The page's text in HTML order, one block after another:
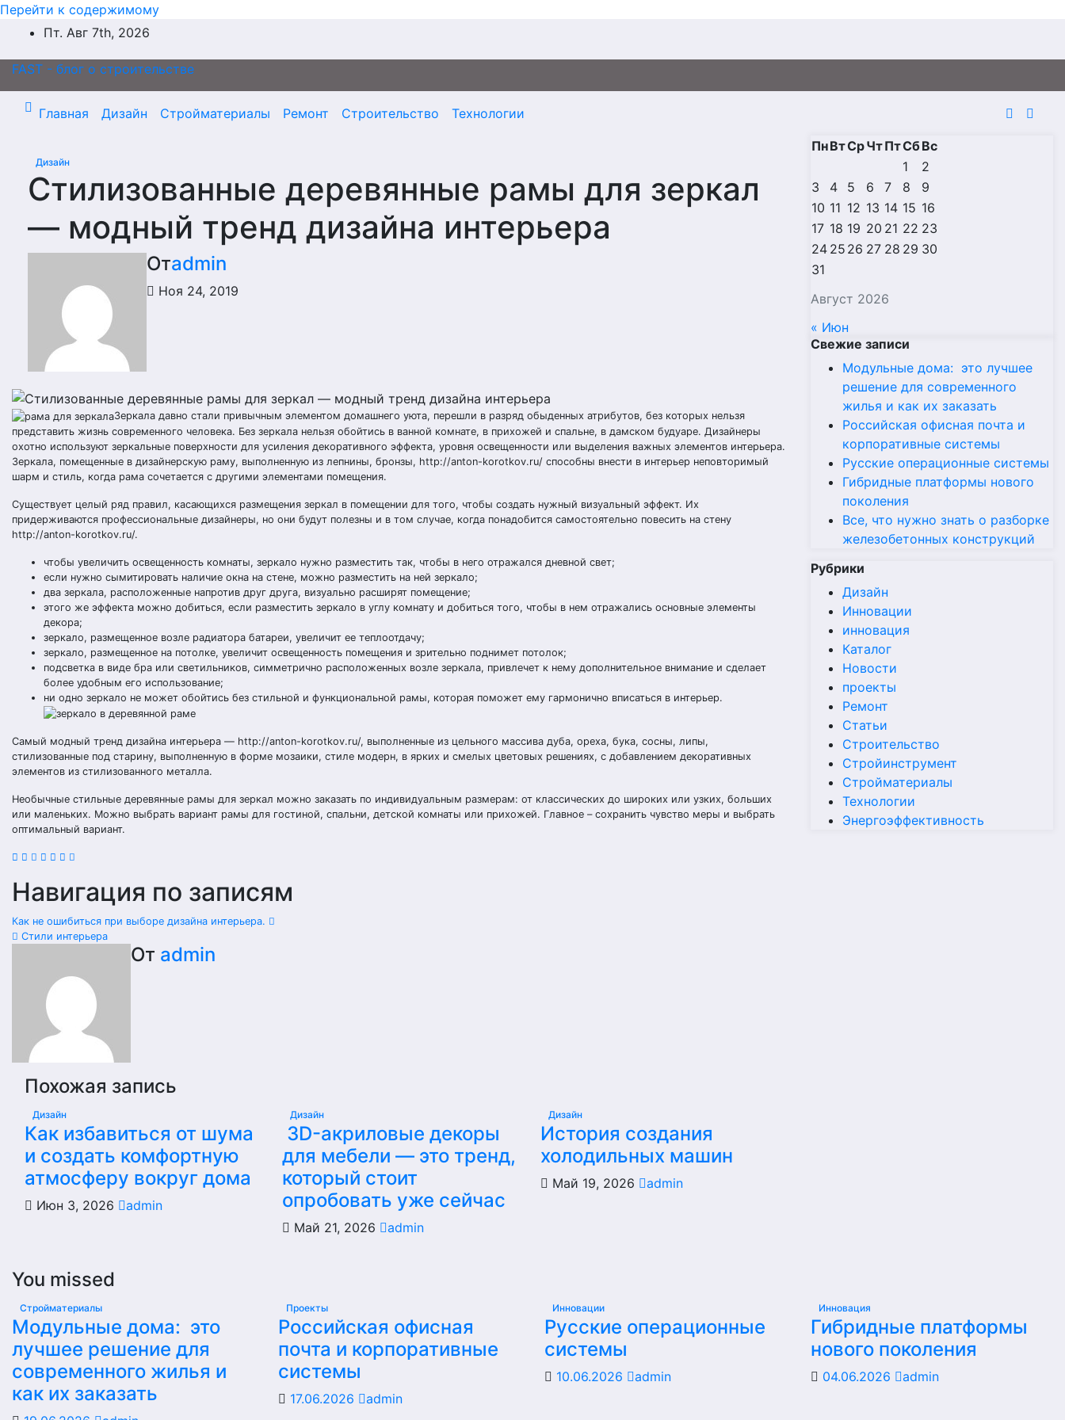
Перейти к содержимому
Пт. Авг 7th, 2026
FAST - блог о строительстве
Главная Дизайн Стройматериалы Ремонт Строительство Технологии
Дизайн
Стилизованные деревянные рамы для зеркал
— модный тренд дизайна интерьера
Отadmin
Ноя 24, 2019
Зеркала давно стали привычным элементом домашнего уюта, перешли в разряд обыденных атрибутов, без которых нельзя
представить жизнь современного человека. Без зеркала нельзя обойтись в ванной комнате, в прихожей и спальне, в дамском будуаре. Дизайнеры
охотно используют зеркальные поверхности для усиления декоративного эффекта, уровня освещенности или выделения важных элементов интерьера.
Зеркала, помещенные в дизайнерскую раму, выполненную из лепнины, бронзы, http://anton-korotkov.ru/ способны внести в интерьер неповторимый
шарм и стиль, когда рама сочетается с другими элементами помещения.
Существует целый ряд правил, касающихся размещения зеркал в помещении для того, чтобы создать нужный визуальный эффект. Их
придерживаются профессиональные дизайнеры, но они будут полезны и в том случае, когда понадобится самостоятельно повесить на стену
http://anton-korotkov.ru/.
чтобы увеличить освещенность комнаты, зеркало нужно разместить так, чтобы в него отражался дневной свет;
если нужно сымитировать наличие окна на стене, можно разместить на ней зеркало;
два зеркала, расположенные напротив друг друга, визуально расширят помещение;
этого же эффекта можно добиться, если разместить зеркало в углу комнату и добиться того, чтобы в нем отражались основные элементы
декора;
зеркало, размещенное возле радиатора батареи, увеличит ее теплоотдачу;
зеркало, размещенное на потолке, увеличит освещенность помещения и зрительно поднимет потолок;
подсветка в виде бра или светильников, симметрично расположенных возле зеркала, привлечет к нему дополнительное внимание и сделает
более удобным его использование;
ни одно зеркало не может обойтись без стильной и функциональной рамы, которая поможет ему гармонично вписаться в интерьер.
Самый модный тренд дизайна интерьера — http://anton-korotkov.ru/, выполненные из цельного массива дуба, ореха, бука, сосны, липы,
стилизованные под старину, выполненную в форме мозаики, стиле модерн, в ярких и смелых цветовых решениях, с добавлением декоративных
элементов из стилизованного металла.
Необычные стильные деревянные рамы для зеркал можно заказать по индивидуальным размерам: от классических до широких или узких, больших
или маленьких. Можно выбрать вариант рамы для гостиной, спальни, детской комнаты или прихожей. Главное – сохранить чувство меры и выбрать
оптимальный вариант.
Навигация по записям
Как не ошибиться при выборе дизайна интерьера.
Стили интерьера
От admin
Похожая запись
Дизайн
Как избавиться от шума
и создать комфортную
атмосферу вокруг дома
Июн 3, 2026 admin
Дизайн
3D-акриловые декоры
для мебели — это тренд,
который стоит
опробовать уже сейчас
Май 21, 2026 admin
Дизайн
История создания
холодильных машин
Май 19, 2026 admin
Август 2026
ПнВтСрЧтПтСбВс
1
2
3
4 5 6 7 8
9
10 11 12 13 14 15 16
17 18 19 20 21 22 23
24 25 26 27 28 29 30
31
« Июн
Свежие записи
Модульные дома: это лучшее
решение для современного
жилья и как их заказать
Российская офисная почта и
корпоративные системы
Русские операционные системы
Гибридные платформы нового
поколения
Все, что нужно знать о разборке
железобетонных конструкций
Рубрики
Дизайн
Инновации
инновация
Каталог
Новости
проекты
Ремонт
Статьи
Строительство
Стройинструмент
Стройматериалы
Технологии
Энергоэффективность
You missed
Стройматериалы
Модульные дома: это
лучшее решение для
современного жилья и
как их заказать
Проекты
Российская офисная
почта и корпоративные
системы
17.06.2026 admin
Инновации
Русские операционные
системы
10.06.2026 admin
Инновация
Гибридные платформы
нового поколения
04.06.2026 admin